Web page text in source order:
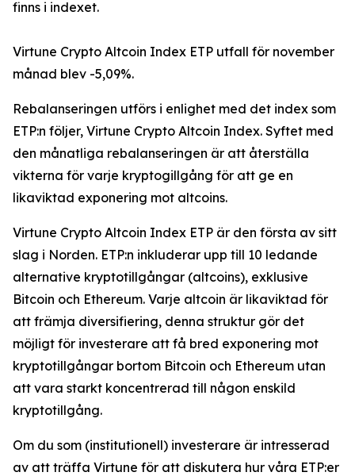
finns i indexet.
Virtune Crypto Altcoin Index ETP utfall för november
månad blev -5,09%.
Rebalanseringen utförs i enlighet med det index som
ETP:n följer, Virtune Crypto Altcoin Index. Syftet med
den månatliga rebalanseringen är att återställa
vikterna för varje kryptogillgång för att ge en
likaviktad exponering mot altcoins.
Virtune Crypto Altcoin Index ETP är den första av sitt
slag i Norden. ETP:n inkluderar upp till 10 ledande
alternative kryptotillgångar (altcoins), exklusive
Bitcoin och Ethereum. Varje altcoin är likaviktad för
att främja diversifiering, denna struktur gör det
möjligt för investerare att få bred exponering mot
kryptotillgångar bortom Bitcoin och Ethereum utan
att vara starkt koncentrerad till någon enskild
kryptotillgång.
Om du som (institutionell) investerare är intresserad
av att träffa Virtune för att diskutera hur våra ETP:er